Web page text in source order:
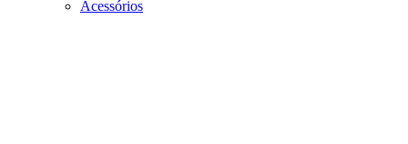
Acessórios